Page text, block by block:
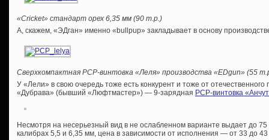
«Cricket» стандарт орех 6,35 мм (90 т.р.)
А, скажем, «ЭДган» именно «bullpup» закладывает в основу
Сверхкомпактная PCP-винтовка «Леля» производства «EDgun» (55
У «Лели» в свою очередь тоже есть конкурент и тоже от
«Дубрава» (бывший «Люфтмастер») — 9-зарядная PCP-винтовка
Несмотря на несерьезный вид в не ослабленном варианте выдает до
калибрах 5,5 и 6,35 мм, цена в зависимости от исполнения — от 33 до